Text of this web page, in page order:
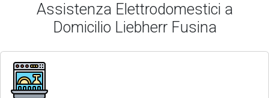
Assistenza Elettrodomestici a
Domicilio Liebherr Fusina